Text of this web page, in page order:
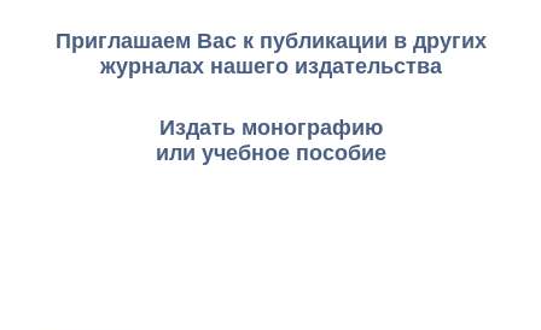
Приглашаем Вас к публикации в других
журналах нашего издательства
Издать монографию
или учебное пособие